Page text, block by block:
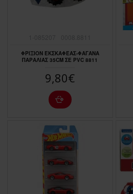
ΦΡΙΞΙΟΝ ΕΚΣΚΑΦΕΑΣ-ΦΑΓΑΝΑ
ΠΑΡΑΛΙΑΣ 35CΜ ΣΕ ΡVC 8811
9,80€